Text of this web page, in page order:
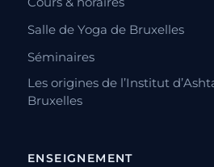
Salle de Yoga de Bruxelles
Séminaires
Les origines de l’Institut
Bruxelles
ENSEIGNEMENT